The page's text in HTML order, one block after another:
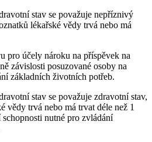
stav se považuje nepříznivý
lékařské vědy trvá nebo má
pro účely nároku na příspěvek na
závislosti posuzované osoby na
základních životních potřeb.
stav se považuje zdravotní stav,
vědy trvá nebo má trvat déle než 1
nutné pro zvládání